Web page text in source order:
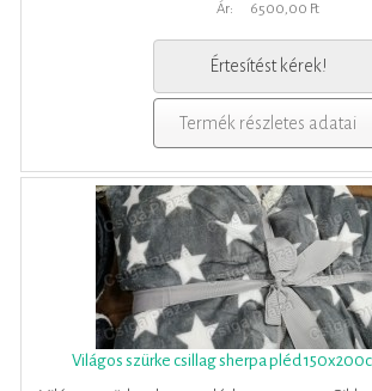
Ár: 6500,00 Ft
Értesítést kérek!
Termék részletes adatai
Világos szürke csillag sherpa pléd